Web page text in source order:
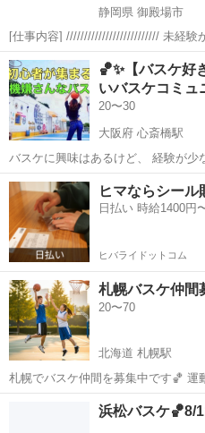
静岡県 御殿場市
[仕事内容] ////////////////////////// 未経験
つけられるお仕事です！ 模型やプラ
得意な方、大歓迎です！ //////////////...
静岡 御殿場市 工場
🏀✨【バスケ好
いバスケコミュ
20〜30
大阪府 心斎橋駅
バスケに興味はあるけど、 経験が少
なく、楽しい雰囲気で みんなでワイワイ楽し
リースロー対決など、 盛り上がるイ
大阪 大阪市 心斎橋駅 バ
ヒマならシール
日払い 時給1400円
ヒバライドットコム
札幌バスケ仲間
20〜70
北海道 札幌駅
札幌でバスケ仲間を募集中です🏀 運
たい方、または本格的にバスケをしたい
レイするのはもちろん、試合形式の
札幌市 札幌駅 バス
浜松バスケ🏀8/